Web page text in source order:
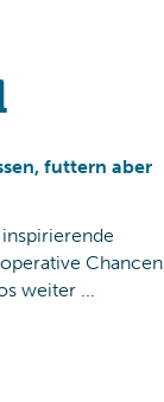
futtern aber
Chancen
weiter ...